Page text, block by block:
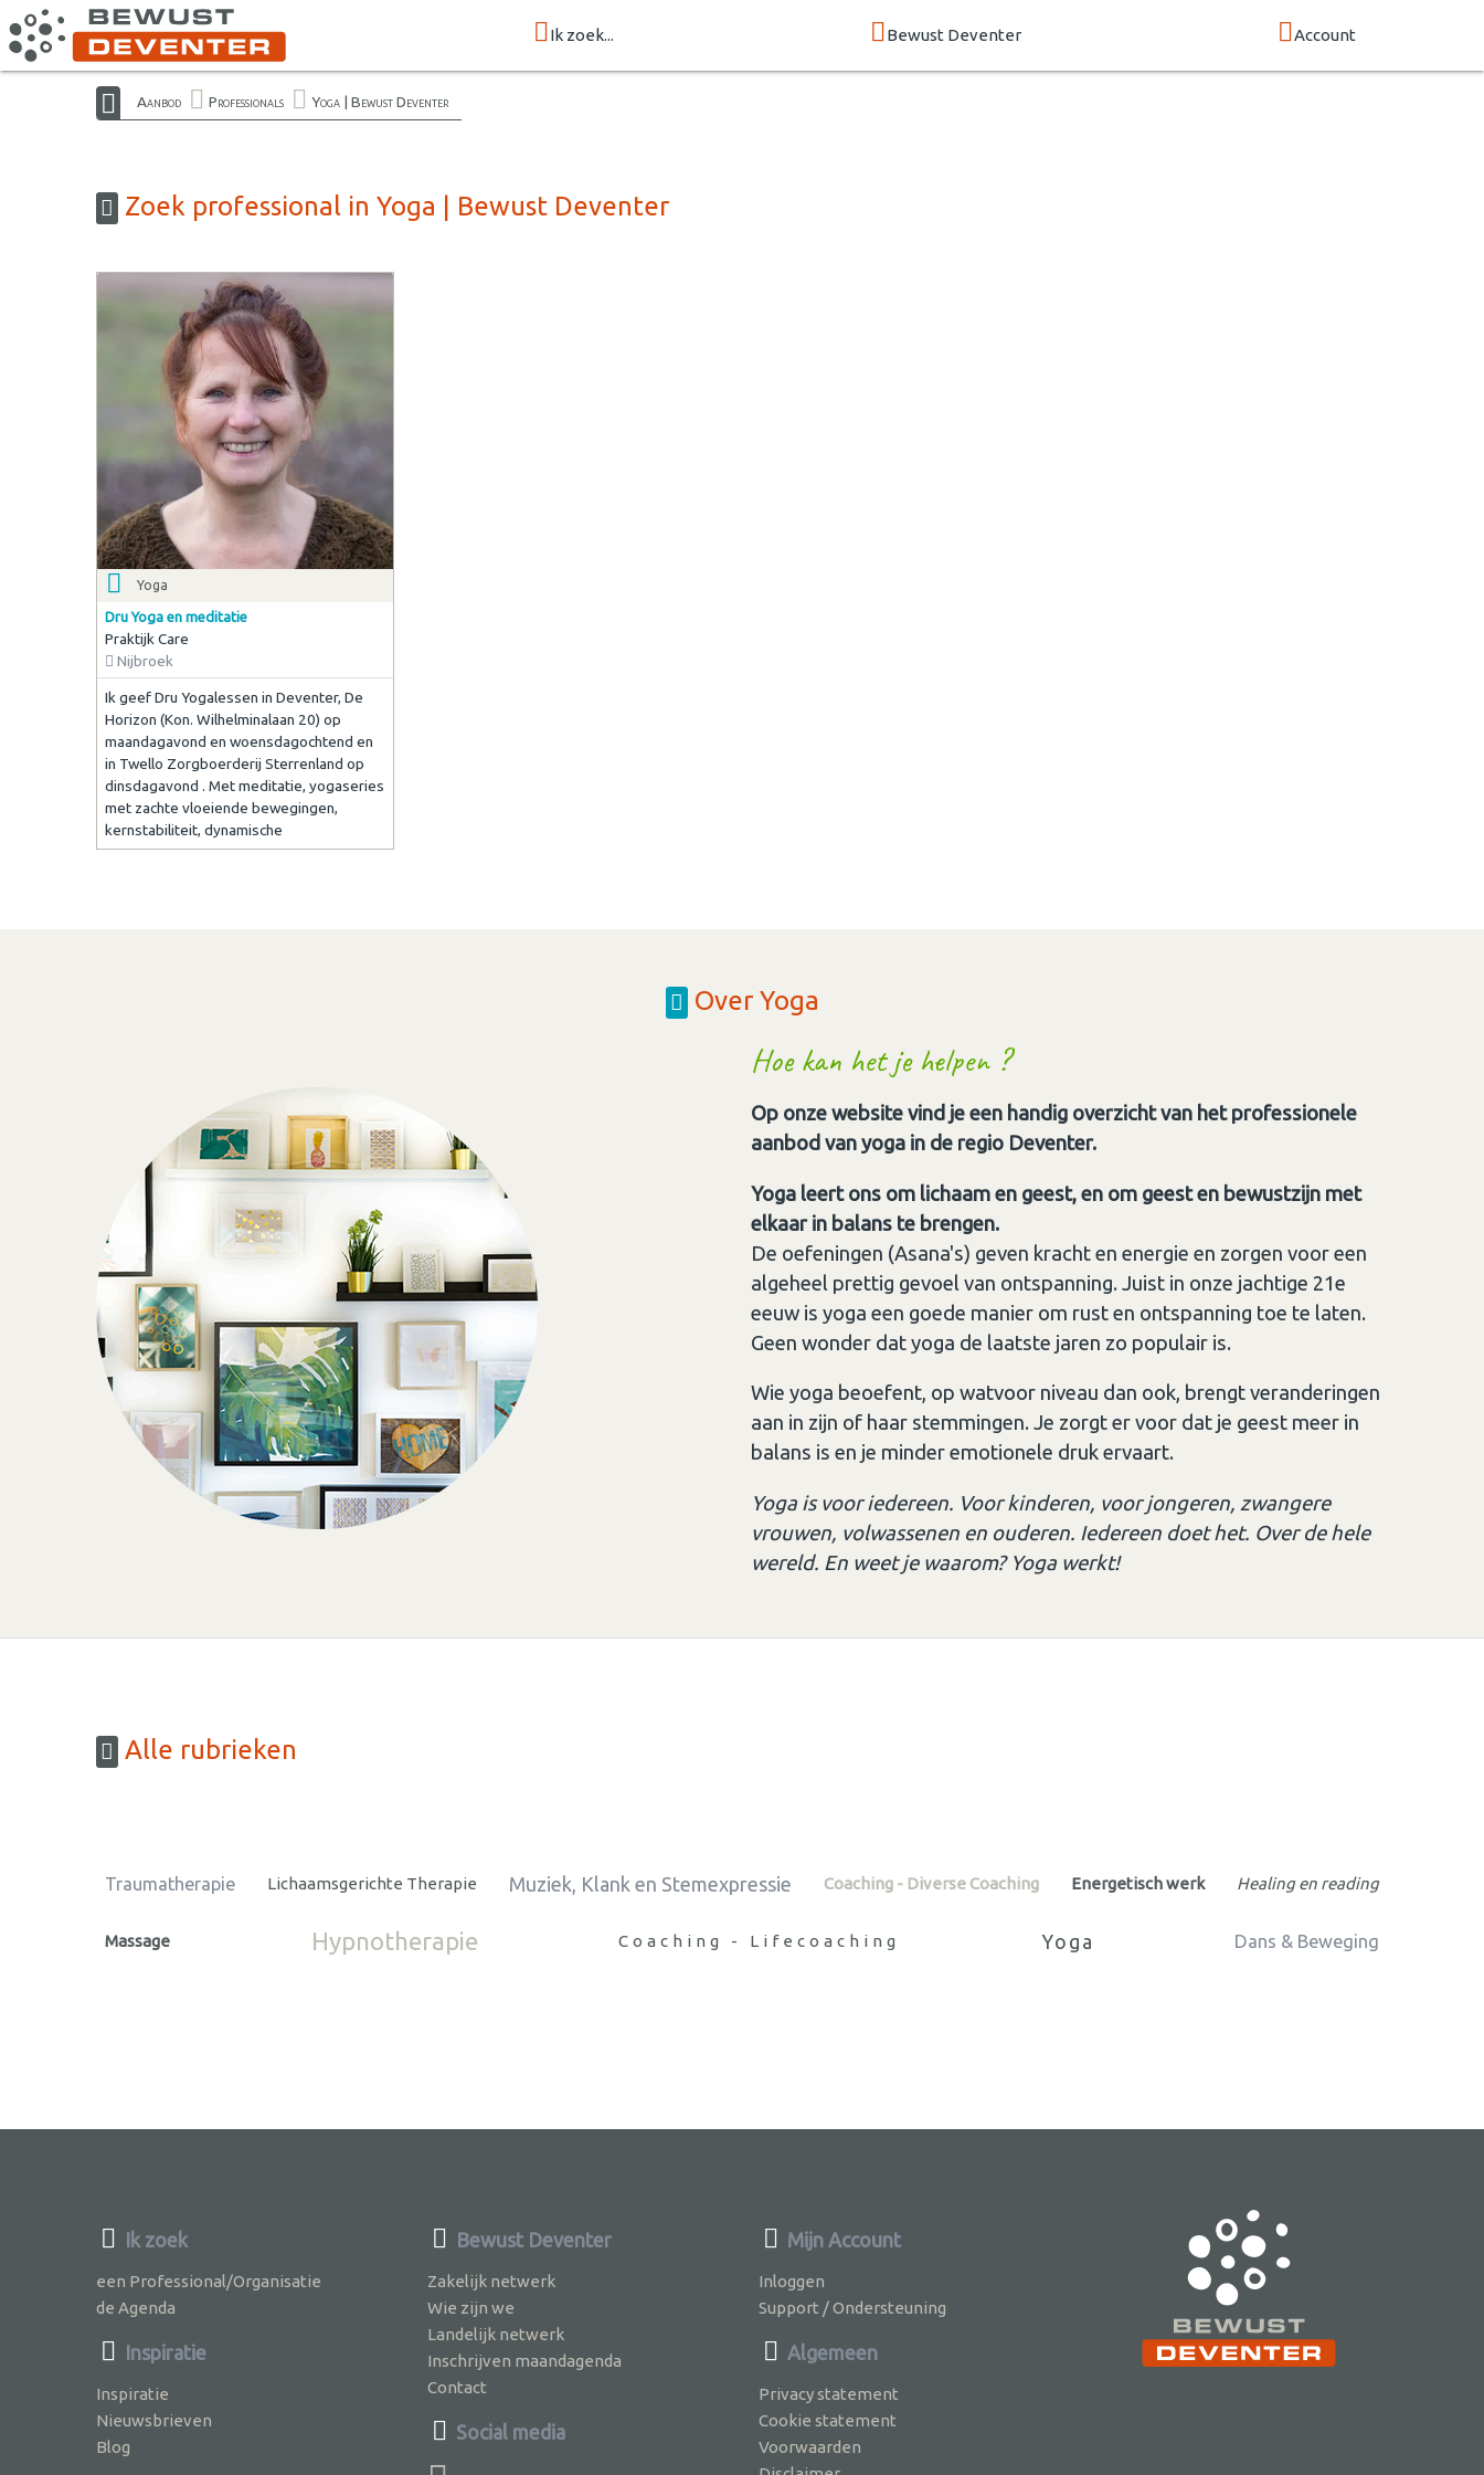
Ik zoek... Bewust Deventer Account
Aanbod Professionals Yoga | Bewust Deventer
Zoek professional in Yoga | Bewust Deventer
Yoga
Dru Yoga en meditatie
Praktijk Care
Nijbroek
Ik geef Dru Yogalessen in Deventer, De
Horizon (Kon. Wilhelminalaan 20) op
maandagavond en woensdagochtend en
in Twello Zorgboerderij Sterrenland op
dinsdagavond . Met meditatie, yogaseries
met zachte vloeiende bewegingen,
kernstabiliteit, dynamische
Over Yoga
Hoe kan het je helpen ?
Op onze website vind je een handig overzicht van het professionele
aanbod van yoga in de regio Deventer.
Yoga leert ons om lichaam en geest, en om geest en bewustzijn met
elkaar in balans te brengen.
De oefeningen (Asana's) geven kracht en energie en zorgen voor een
algeheel prettig gevoel van ontspanning. Juist in onze jachtige 21e
eeuw is yoga een goede manier om rust en ontspanning toe te laten.
Geen wonder dat yoga de laatste jaren zo populair is.
Wie yoga beoefent, op watvoor niveau dan ook, brengt veranderingen
aan in zijn of haar stemmingen. Je zorgt er voor dat je geest meer in
balans is en je minder emotionele druk ervaart.
Yoga is voor iedereen. Voor kinderen, voor jongeren, zwangere
vrouwen, volwassenen en ouderen. Iedereen doet het. Over de hele
wereld. En weet je waarom? Yoga werkt!
Alle rubrieken
Traumatherapie Lichaamsgerichte Therapie Muziek, Klank en Stemexpressie Coaching - Diverse Coaching Energetisch werk Healing en reading
Massage Hypnotherapie Coaching - Lifecoaching Yoga Dans & Beweging
Ik zoek
een Professional/Organisatie
de Agenda
Inspiratie
Inspiratie
Nieuwsbrieven
Blog
Bewust Deventer
Zakelijk netwerk
Wie zijn we
Landelijk netwerk
Inschrijven maandagenda
Contact
Social media
Mijn Account
Inloggen
Support / Ondersteuning
Algemeen
Privacy statement
Cookie statement
Voorwaarden